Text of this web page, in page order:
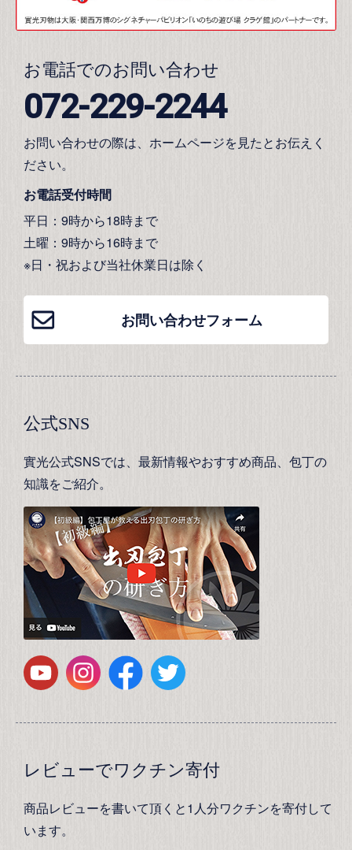
お電話でのお問い合わせ
072-229-2244
お問い合わせの際は、ホームページを見たとお伝えく
ださい。
お電話受付時間
平日：9時から18時まで
土曜：9時から16時まで
※日・祝および当社休業日は除く
お問い合わせフォーム
公式SNS
實光公式SNSでは、最新情報やおすすめ商品、包丁の
知識をご紹介。
レビューでワクチン寄付
商品レビューを書いて頂くと1人分ワクチンを寄付して
います。